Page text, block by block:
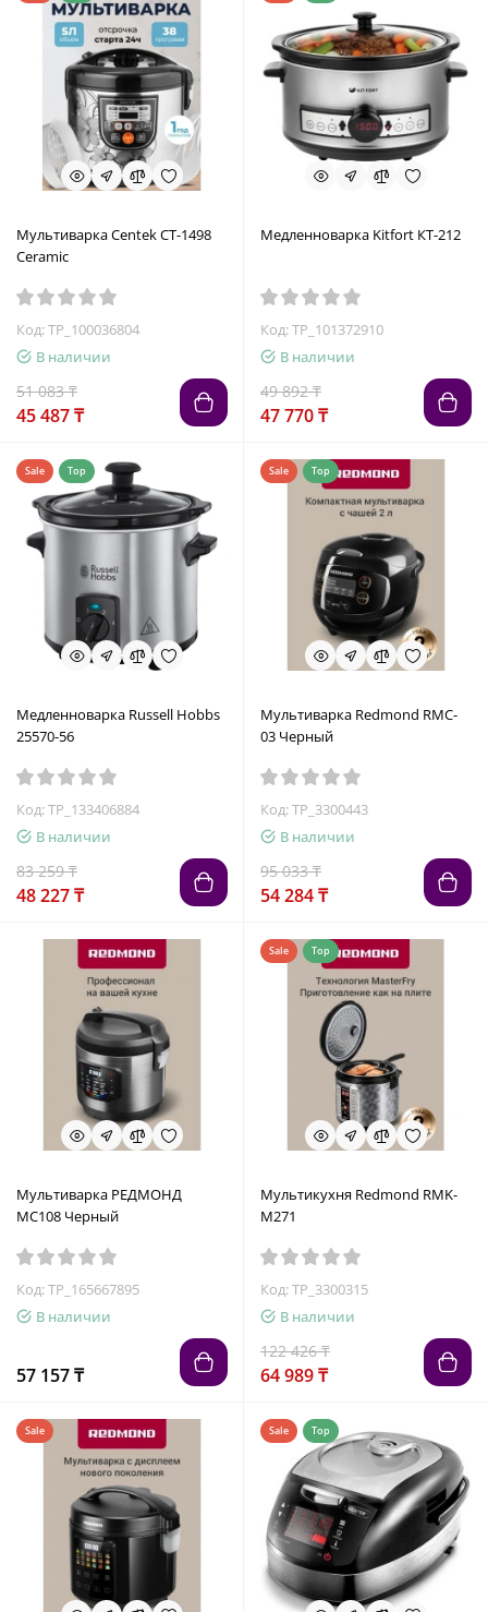
Мультиварка Centek CT-1498
Ceramic
Код: TP_100036804
В наличии
51 083 ₸
45 487 ₸
Медленноварка Kitfort КТ-212
Код: TP_101372910
В наличии
49 892 ₸
47 770 ₸
Sale Top
Медленноварка Russell Hobbs
25570-56
Код: TP_133406884
В наличии
83 259 ₸
48 227 ₸
Sale Top
Мультиварка Redmond RMC-
03 Черный
Код: TP_3300443
В наличии
95 033 ₸
54 284 ₸
Мультиварка РЕДМОНД
MC108 Черный
Код: TP_165667895
В наличии
57 157 ₸
Sale Top
Мультикухня Redmond RMK-
M271
Код: TP_3300315
В наличии
122 426 ₸
64 989 ₸
Sale Sale Top